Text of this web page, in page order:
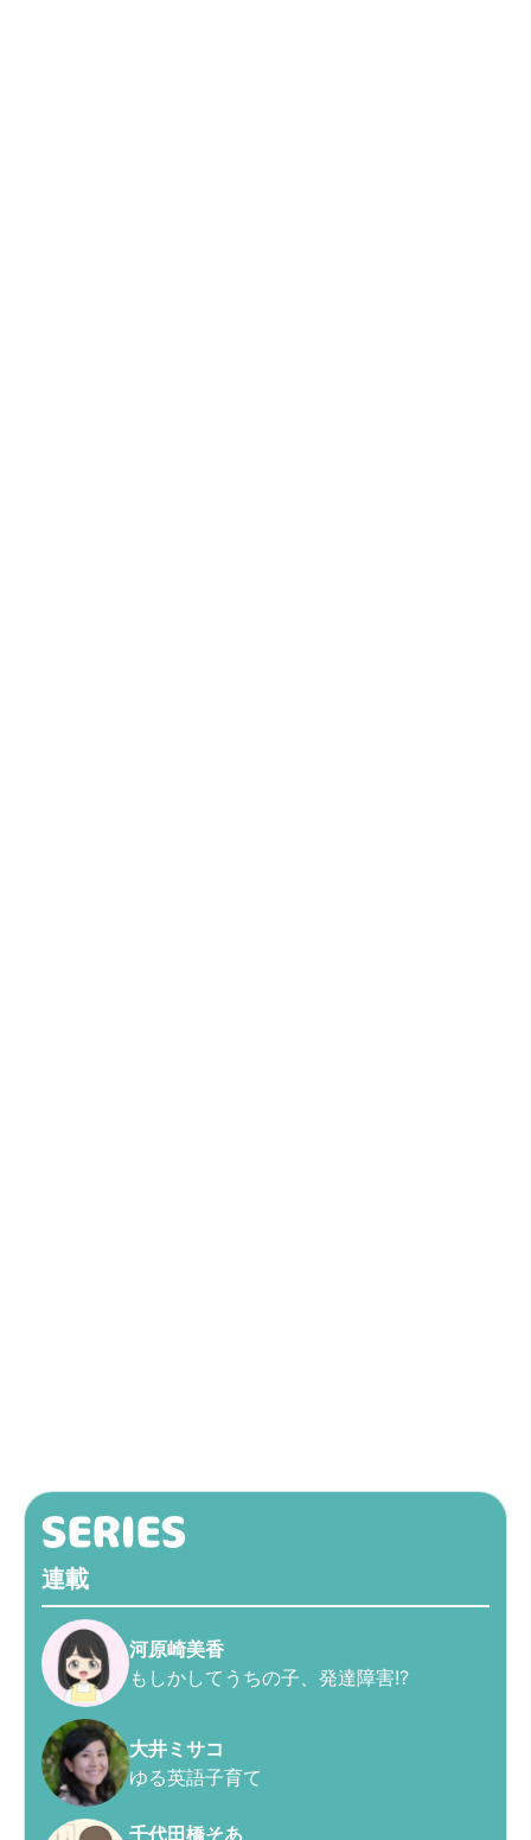
連載
河原崎美香
もしかしてうちの子、発達障害!?
大井ミサコ
ゆる英語子育て
千代田橋そあ